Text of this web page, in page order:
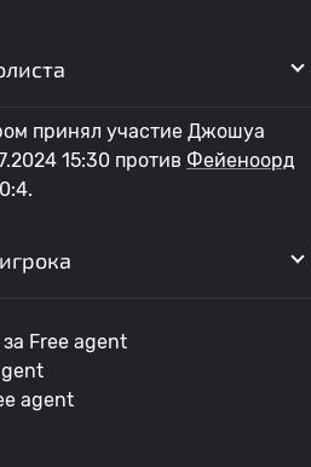
принял участие Джошуа
15:30 против Фейеноорд
за Free agent
agent